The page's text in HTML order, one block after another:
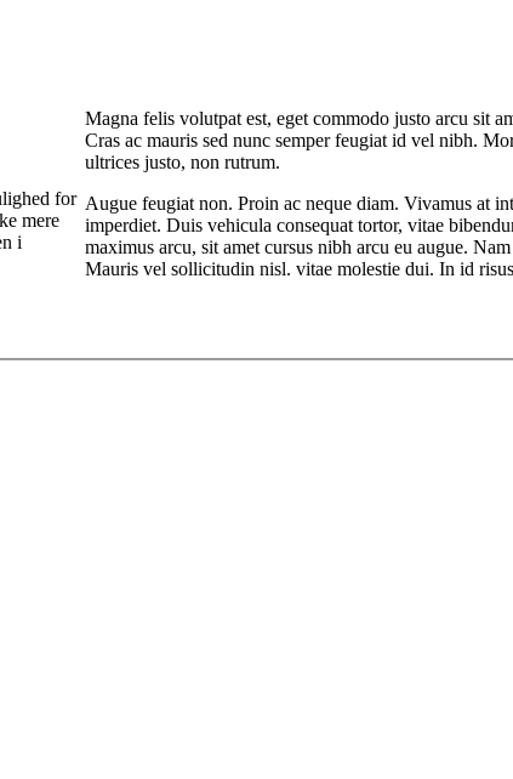
for
mere
i
Magna felis volutpat est, eget commodo justo arcu sit
Cras ac mauris sed nunc semper feugiat id vel nibh.
ultrices justo, non rutrum.
Augue feugiat non. Proin ac neque diam. Vivamus at
imperdiet. Duis vehicula consequat tortor, vitae
maximus arcu, sit amet cursus nibh arcu eu augue.
Mauris vel sollicitudin nisl. vitae molestie dui. In id